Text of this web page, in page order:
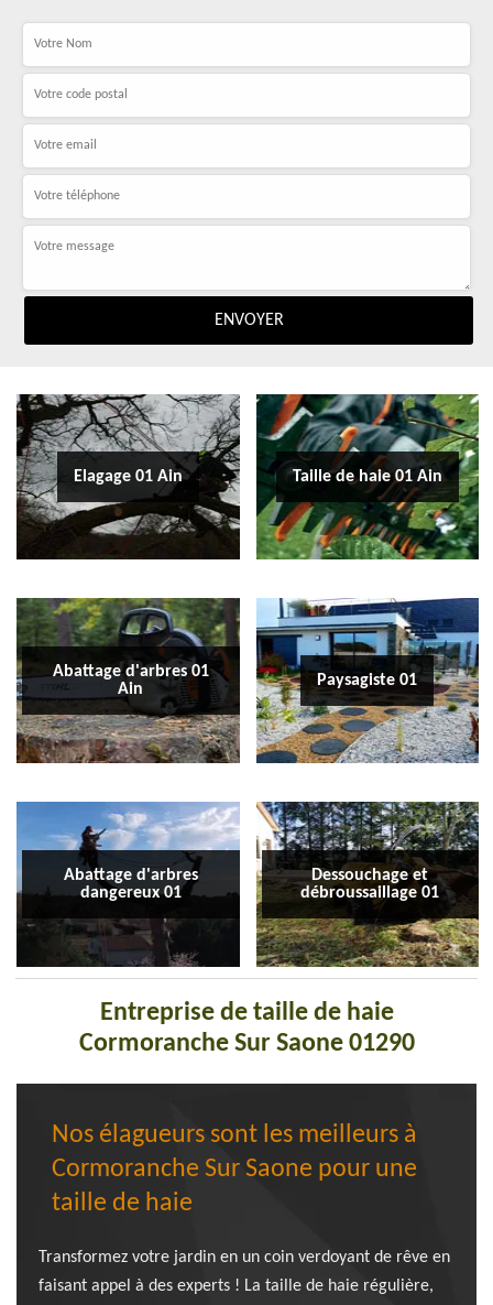
Elagage 01 Ain Taille de haie 01 Ain
Abattage d'arbres 01
Ain
Paysagiste 01
Abattage d'arbres
dangereux 01
Dessouchage et
débroussaillage 01
Entreprise de taille de haie
Cormoranche Sur Saone 01290
Nos élagueurs sont les meilleurs à
Cormoranche Sur Saone pour une
taille de haie
Transformez votre jardin en un coin verdoyant de rêve en
faisant appel à des experts ! La taille de haie régulière,